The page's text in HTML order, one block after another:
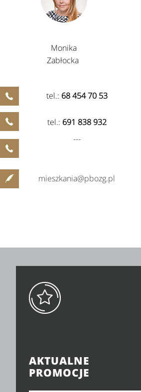
Monika
Zabłocka
tel.: 68 454 70 53
tel.: 691 838 932
---
mieszkania@pbozg.pl
AKTUALNE
PROMOCJE